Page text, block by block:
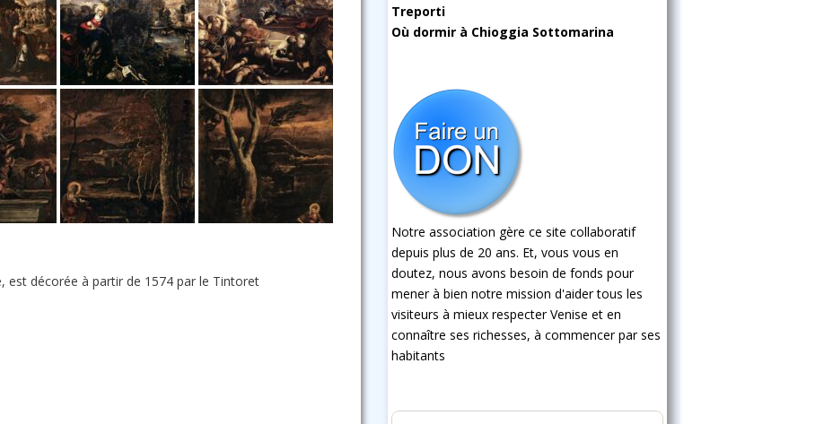
est décorée à partir de 1574 par le Tintoret
Treporti
Où dormir à Chioggia Sottomarina
Notre association gère ce site collaboratif
depuis plus de 20 ans. Et, vous vous en
doutez, nous avons besoin de fonds pour
mener à bien notre mission d'aider tous les
visiteurs à mieux respecter Venise et en
connaître ses richesses, à commencer par ses
habitants